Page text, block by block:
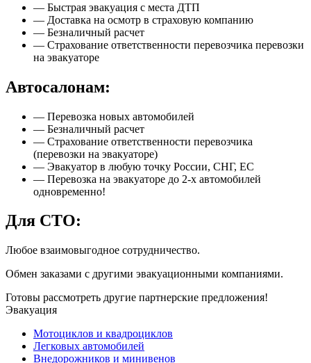
— Быстрая эвакуация с места ДТП
— Доставка на осмотр в страховую компанию
— Безналичный расчет
— Страхование ответственности перевозчика перевозки
на эвакуаторе
Автосалонам:
— Перевозка новых автомобилей
— Безналичный расчет
— Страхование ответственности перевозчика
(перевозки на эвакуаторе)
— Эвакуатор в любую точку России, СНГ, ЕС
— Перевозка на эвакуаторе до 2-х автомобилей
одновременно!
Для СТО:
Любое взаимовыгодное сотрудничество.
Обмен заказами с другими эвакуационными компаниями.
Готовы рассмотреть другие партнерские предложения!
Эвакуация
Мотоциклов и квадроциклов
Легковых автомобилей
Внедорожников и минивенов